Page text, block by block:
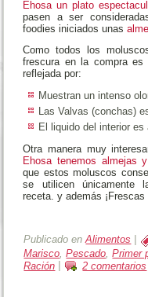
Ehosa un plato
pasen a ser
foodies iniciados unas
Como todos los
frescura en la compra
reflejada por:
Muestran un intenso
Las Valvas (conchas)
El liquido del interior
Otra manera muy
Ehosa tenemos almejas
que estos moluscos
se utilicen únicamente
receta. y además ¡Frescas
Publicado en Alimentos
Marisco,Pescado,Primer
Ración
2 comentarios